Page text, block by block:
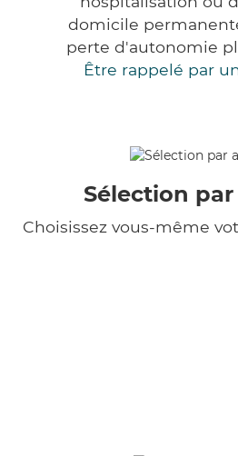
domicile
perte d'autonomie
Être rappelé par
Sélection
Choisissez vous-même